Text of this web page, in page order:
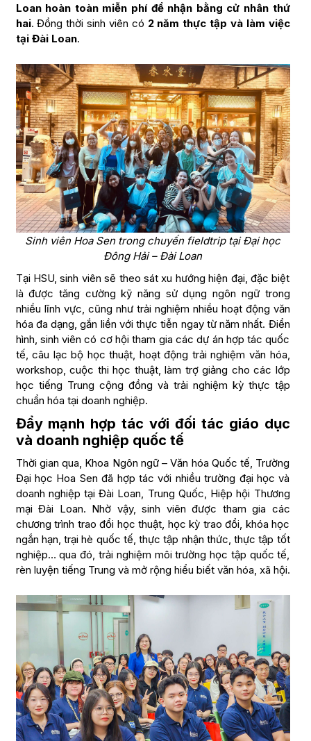
Loan hoàn toàn miễn phí để nhận bằng cử nhân thứ
hai. Đồng thời sinh viên có 2 năm thực tập và làm việc
tại Đài Loan.
Sinh viên Hoa Sen trong chuyến fieldtrip tại Đại học
Đông Hải – Đài Loan
Tại HSU, sinh viên sẽ theo sát xu hướng hiện đại, đặc biệt
là được tăng cường kỹ năng sử dụng ngôn ngữ trong
nhiều lĩnh vực, cũng như trải nghiệm nhiều hoạt động văn
hóa đa dạng, gắn liền với thực tiễn ngay từ năm nhất. Điển
hình, sinh viên có cơ hội tham gia các dự án hợp tác quốc
tế, câu lạc bộ học thuật, hoạt động trải nghiệm văn hóa,
workshop, cuộc thi học thuật, làm trợ giảng cho các lớp
học tiếng Trung cộng đồng và trải nghiệm kỳ thực tập
chuẩn hóa tại doanh nghiệp.
Đẩy mạnh hợp tác với đối tác giáo dục
và doanh nghiệp quốc tế
Thời gian qua, Khoa Ngôn ngữ – Văn hóa Quốc tế, Trường
Đại học Hoa Sen đã hợp tác với nhiều trường đại học và
doanh nghiệp tại Đài Loan, Trung Quốc, Hiệp hội Thương
mại Đài Loan. Nhờ vậy, sinh viên được tham gia các
chương trình trao đổi học thuật, học kỳ trao đổi, khóa học
ngắn hạn, trại hè quốc tế, thực tập nhận thức, thực tập tốt
nghiệp… qua đó, trải nghiệm môi trường học tập quốc tế,
rèn luyện tiếng Trung và mở rộng hiểu biết văn hóa, xã hội.